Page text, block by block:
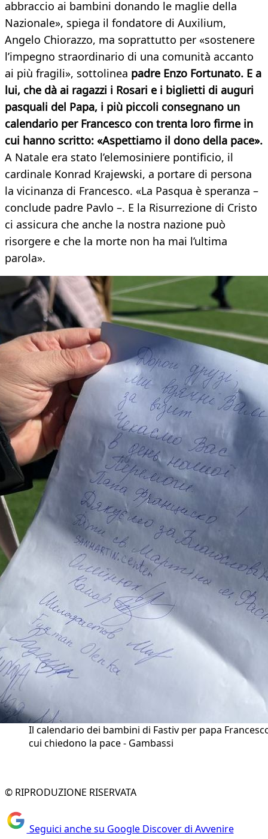
abbraccio ai bambini donando le maglie della
Nazionale», spiega il fondatore di Auxilium,
Angelo Chiorazzo, ma soprattutto per «sostenere
l’impegno straordinario di una comunità accanto
ai più fragili», sottolinea padre Enzo Fortunato. E a
lui, che dà ai ragazzi i Rosari e i biglietti di auguri
pasquali del Papa, i più piccoli consegnano un
calendario per Francesco con trenta loro firme in
cui hanno scritto: «Aspettiamo il dono della pace».
A Natale era stato l’elemosiniere pontificio, il
cardinale Konrad Krajewski, a portare di persona
la vicinanza di Francesco. «La Pasqua è speranza –
conclude padre Pavlo –. E la Risurrezione di Cristo
ci assicura che anche la nostra nazione può
risorgere e che la morte non ha mai l’ultima
parola».
Il calendario dei bambini di Fastiv per papa
cui chiedono la pace - Gambassi
© RIPRODUZIONE RISERVATA
Seguici anche su Google Discover di Avvenire